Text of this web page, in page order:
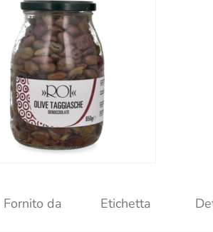
Fornito da Etichetta